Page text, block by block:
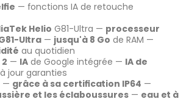
— fonctions IA de retouche
Helio G81-Ultra — processeur
Ultra — jusqu'à 8 Go de RAM —
au quotidien
— IA de Google intégrée — IA de
jour garanties
— grâce à sa certification IP64 —
et les éclaboussures — eau et à